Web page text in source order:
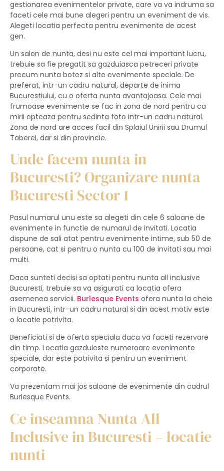
gestionarea evenimentelor private, care va va indruma sa
faceti cele mai bune alegeri pentru un eveniment de vis.
Alegeti locatia perfecta pentru evenimente de acest
gen.
Un salon de nunta, desi nu este cel mai important lucru,
trebuie sa fie pregatit sa gazduiasca petreceri private
precum nunta botez si alte evenimente speciale. De
preferat, intr-un cadru natural, departe de inima
Bucurestiului, cu o oferta nunta avantajoasa. Cele mai
frumoase evenimente se fac in zona de nord pentru ca
mirii opteaza pentru sedinta foto intr-un cadru natural.
Zona de nord are acces facil din Splaiul Unirii sau Drumul
Taberei, dar si din provincie.
Unde facem nunta in
Bucuresti? Organizare nunta
Bucuresti Sector 1
Pasul numarul unu este sa alegeti din cele 6 saloane de
evenimente in functie de numarul de invitati. Locatia
dispune de sali atat pentru evenimente intime, sub 50 de
persoane, cat si pentru o nunta cu 100 de invitati sau mai
multi.
Daca sunteti decisi sa optati pentru nunta all inclusive
Bucuresti, trebuie sa va asigurati ca locatia ofera
asemenea servicii. Burlesque Events ofera nunta la cheie
in Bucuresti, intr-un cadru natural si din acest motiv este
o locatie potrivita.
Beneficiati si de oferta speciala daca va faceti rezervare
din timp. Locatia gazduieste numeroare evenimente
speciale, dar este potrivita si pentru un eveniment
corporate.
Va prezentam mai jos saloane de evenimente din cadrul
Burlesque Events.
Ce inseamna Nunta All
Inclusive in Bucuresti – locatie
nunti